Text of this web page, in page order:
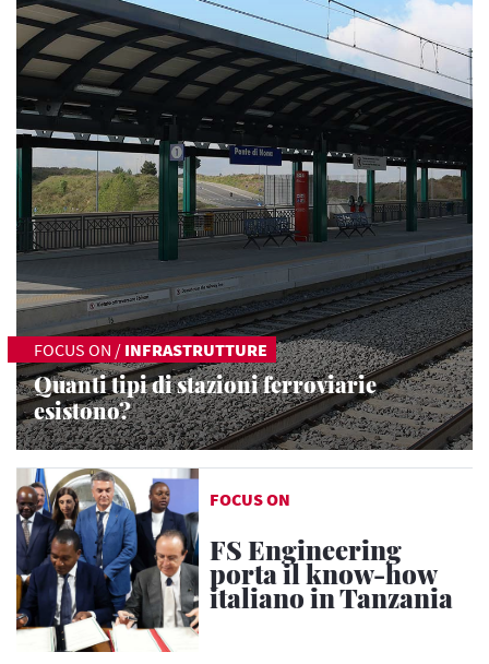
FOCUS ON / INFRASTRUTTURE
Quanti tipi di stazioni ferroviarie
esistono?
FOCUS ON
FS Engineering
porta il know-how
italiano in Tanzania